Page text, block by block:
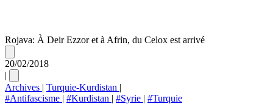
Rojava: À Deir Ezzor et à Afrin, du Celox est arrivé
20/02/2018
|
Archives | Turquie-Kurdistan |
#Antifascisme | #Kurdistan | #Syrie | #Turquie